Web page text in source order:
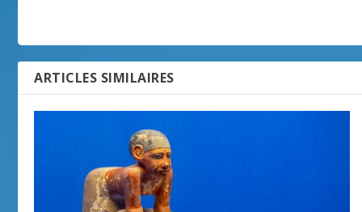
ARTICLES SIMILAIRES